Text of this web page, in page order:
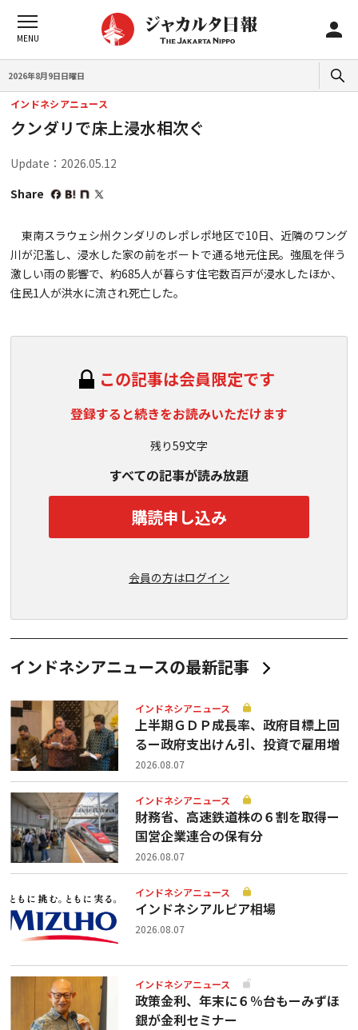
2026年8月9日日曜日
インドネシアニュース
クンダリで床上浸水相次ぐ
Update：2026.05.12
Share
東南スラウェシ州クンダリのレポレポ地区で10日、近隣のワング
川が氾濫し、浸水した家の前をボートで通る地元住民。強風を伴う
激しい雨の影響で、約685人が暮らす住宅数百戸が浸水したほか、
住民1人が洪水に流され死亡した。
この記事は会員限定です
登録すると続きをお読みいただけます
残り59文字
すべての記事が読み放題
購読申し込み
会員の方はログイン
インドネシアニュースの最新記事
インドネシアニュース
上半期ＧＤＰ成長率、政府目標上回
るー政府支出けん引、投資で雇用増
2026.08.07
インドネシアニュース
財務省、高速鉄道株の６割を取得ー
国営企業連合の保有分
2026.08.07
インドネシアニュース
インドネシアルピア相場
2026.08.07
インドネシアニュース
政策金利、年末に６％台もーみずほ
銀が金利セミナー